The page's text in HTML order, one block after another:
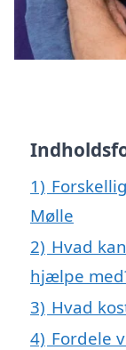
1)
Mølle
2) Hvad
hjælpe
3) Hvad
4) Fordele